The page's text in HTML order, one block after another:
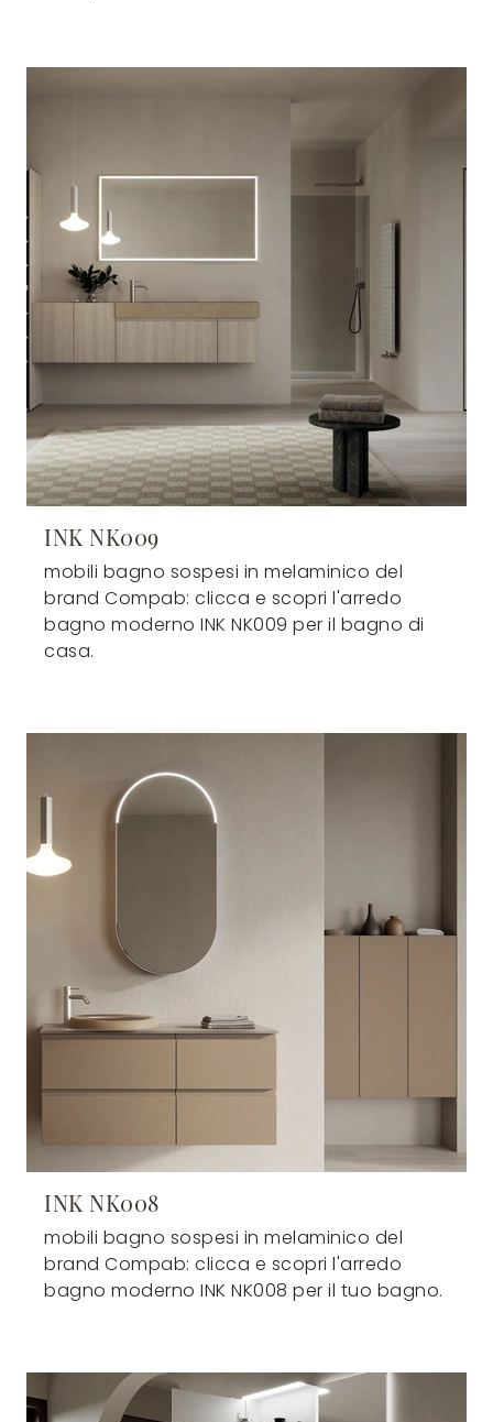
INK NK009
mobili bagno sospesi in melaminico del
brand Compab: clicca e scopri l'arredo
bagno moderno INK NK009 per il bagno di
casa.
INK NK008
mobili bagno sospesi in melaminico del
brand Compab: clicca e scopri l'arredo
bagno moderno INK NK008 per il tuo bagno.